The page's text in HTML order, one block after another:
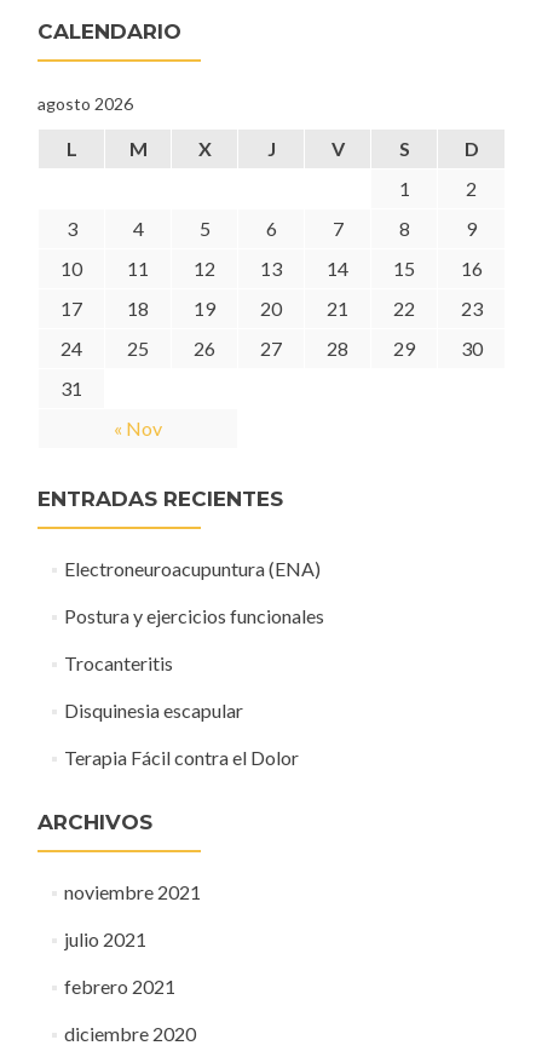
CALENDARIO
agosto 2026
L M X J V S D
« Nov
1
2
3
4 5 6 7 8
9
10
11 12 13 14 15
16
17
18 19 20 21 22
23
24
25 26 27 28 29
30
31
ENTRADAS RECIENTES
Electroneuroacupuntura (ENA)
Postura y ejercicios funcionales
Trocanteritis
Disquinesia escapular
Terapia Fácil contra el Dolor
ARCHIVOS
noviembre 2021
julio 2021
febrero 2021
diciembre 2020